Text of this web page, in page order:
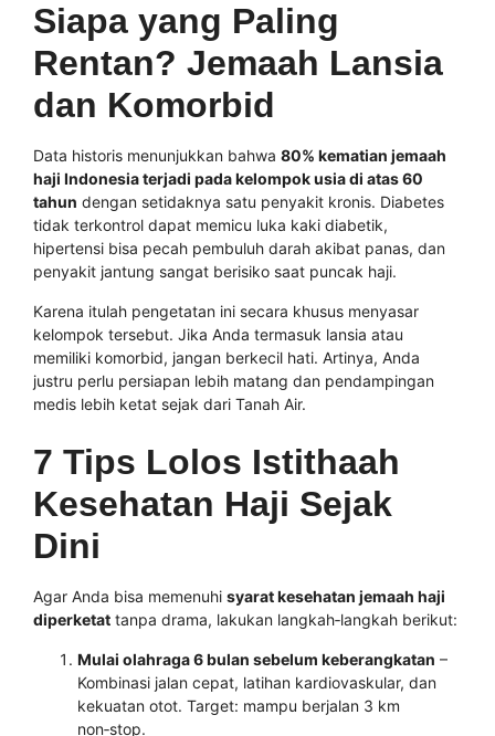
Siapa yang Paling
Rentan? Jemaah Lansia
dan Komorbid
Data historis menunjukkan bahwa 80% kematian jemaah
haji Indonesia terjadi pada kelompok usia di atas 60
tahun dengan setidaknya satu penyakit kronis. Diabetes
tidak terkontrol dapat memicu luka kaki diabetik,
hipertensi bisa pecah pembuluh darah akibat panas, dan
penyakit jantung sangat berisiko saat puncak haji.
Karena itulah pengetatan ini secara khusus menyasar
kelompok tersebut. Jika Anda termasuk lansia atau
memiliki komorbid, jangan berkecil hati. Artinya, Anda
justru perlu persiapan lebih matang dan pendampingan
medis lebih ketat sejak dari Tanah Air.
7 Tips Lolos Istithaah
Kesehatan Haji Sejak
Dini
Agar Anda bisa memenuhi syarat kesehatan jemaah haji
diperketat tanpa drama, lakukan langkah‑langkah berikut:
Mulai olahraga 6 bulan sebelum keberangkatan –
Kombinasi jalan cepat, latihan kardiovaskular, dan
kekuatan otot. Target: mampu berjalan 3 km
non‑stop.